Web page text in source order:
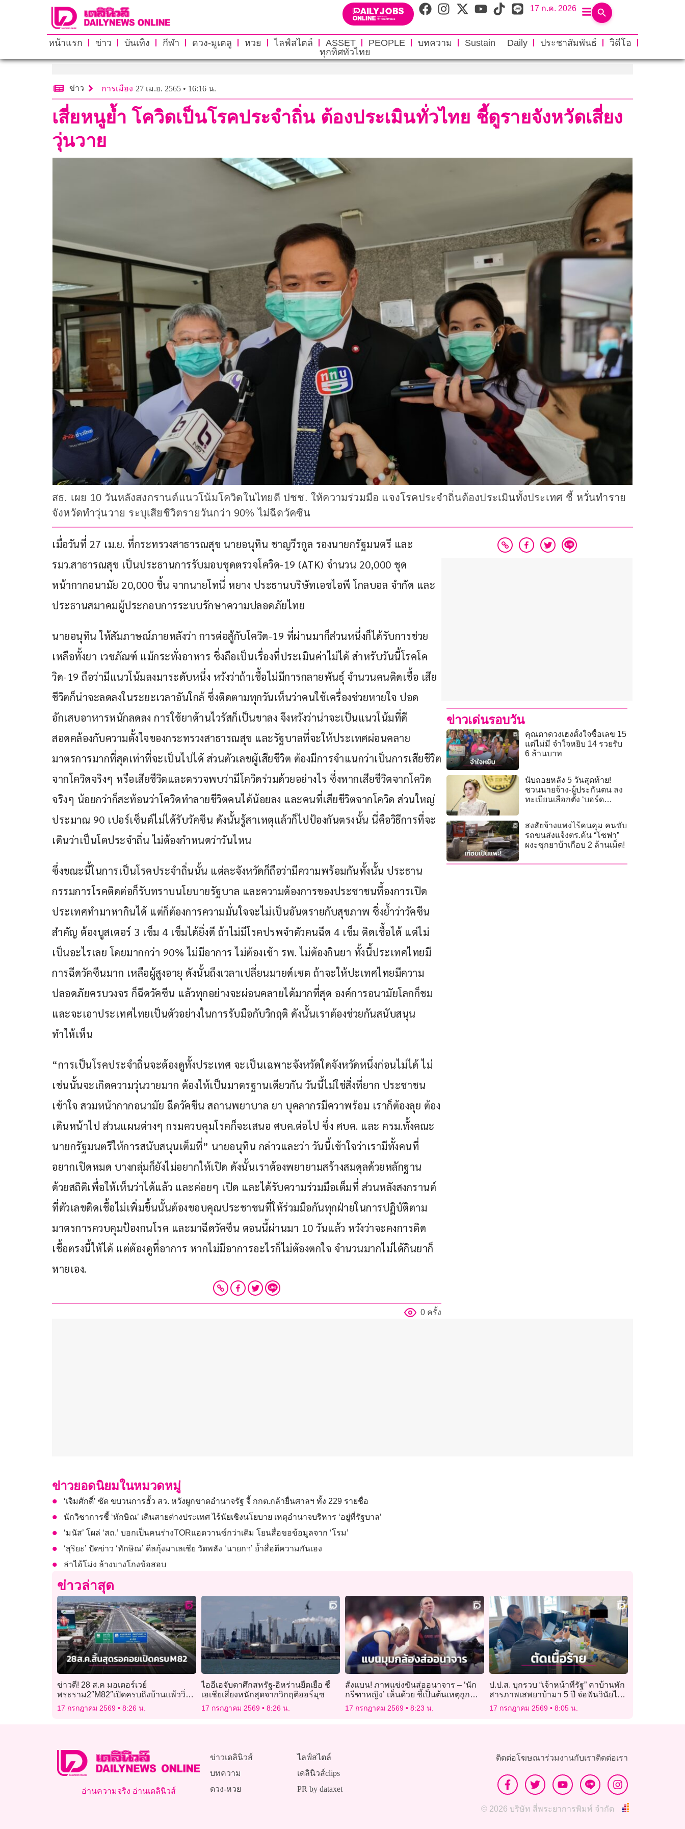
17 ก.ค. 2026
หน้าแรก ข่าว บันเทิง กีฬา ดวง-มูเตลู หวย ไลฟ์สไตล์ ASSET PEOPLE บทความ Sustain Daily ประชาสัมพันธ์
วิดีโอ
ทุกทิศทั่วไทย
ข่าว การเมือง 27 เม.ย. 2565 • 16:16 น.
เสี่ยหนูย้ำ โควิดเป็นโรคประจำถิ่น ต้องประเมินทั่วไทย ชี้ดูรายจังหวัดเสี่ยง
วุ่นวาย
สธ. เผย 10 วันหลังสงกรานต์แนวโน้มโควิดในไทยดี ปชช. ให้ความร่วมมือ แจงโรคประจำถิ่นต้องประเมินทั้งประเทศ ชี้ หวั่นทำราย
จังหวัดทำวุ่นวาย ระบุเสียชีวิตรายวันกว่า 90% ไม่ฉีดวัคซีน
เมื่อวันที่ 27 เม.ย. ที่กระทรวงสาธารณสุข นายอนุทิน ชาญวีรกูล รองนายกรัฐมนตรี และ
รมว.สาธารณสุข เป็นประธานการรับมอบชุดตรวจโควิด-19 (ATK) จำนวน 20,000 ชุด
หน้ากากอนามัย 20,000 ชิ้น จากนายโทนี่ หยาง ประธานบริษัทเอชไอพี โกลบอล จำกัด และ
ประธานสมาคมผู้ประกอบการระบบรักษาความปลอดภัยไทย
นายอนุทิน ให้สัมภาษณ์ภายหลังว่า การต่อสู้กับโควิด-19 ที่ผ่านมาก็ส่วนหนึ่งก็ได้รับการช่วย
เหลือทั้งยา เวชภัณฑ์ แม้กระทั่งอาหาร ซึ่งถือเป็นเรื่องที่ประเมินค่าไม่ได้ สำหรับวันนี้โรคโค
วิด-19 ถือว่ามีแนวโน้มลงมาระดับหนึ่ง หวังว่าถ้าเชื้อไม่มีการกลายพันธุ์ จำนวนคนติดเชื้อ เสีย
ชีวิตก็น่าจะลดลงในระยะเวลาอันใกล้ ซึ่งติดตามทุกวันเห็นว่าคนใช้เครื่องช่วยหายใจ ปอด
อักเสบอาหารหนักลดลง การใช้ยาต้านไวรัสก็เป็นขาลง จึงหวังว่าน่าจะเป็นแนวโน้มที่ดี
สอดคล้องกับความตั้งใจของกระทรวงสาธารณสุข และรัฐบาลที่จะให้ประเทศผ่อนคลาย
มาตรการมากที่สุดเท่าที่จะเป็นไปได้ ส่วนตัวเลขผู้เสียชีวิต ต้องมีการจำแนกว่าเป็นการเสียชีวิต
จากโควิดจริงๆ หรือเสียชีวิตและตรวจพบว่ามีโควิดร่วมด้วยอย่างไร ซึ่งหากเสียชีวิตจากโควิด
จริงๆ น้อยกว่าก็สะท้อนว่าโควิดทำลายชีวิตคนได้น้อยลง และคนที่เสียชีวิตจากโควิด ส่วนใหญ่
ประมาณ 90 เปอร์เซ็นต์ไม่ได้รับวัคซีน ดังนั้นรู้สาเหตุแล้วก็ไปป้องกันตรงนั้น นี่คือวิธีการที่จะ
เดินว่าเป็นโตประจำถิ่น ไม่ต้องกำหนดว่าวันไหน
ซึ่งขณะนี้ในการเป็นโรคประจำถิ่นนั้น แต่ละจังหวัดก็ถือว่ามีความพร้อมกันทั้งนั้น ประธาน
กรรมการโรคติดต่อก็รับทราบนโยบายรัฐบาล และความต้องการของประชาชนที้องการเปิด
ประเทศทำมาหากินได้ แต่ก็ต้องการความมั่นใจจะไม่เป็นอันตรายกับสุขภาพ ซึ่งย้ำว่าวัคซีน
สำคัญ ต้องบูสเตอร์ 3 เข็ม 4 เข็มได้ยิ่งดี ถ้าไม่มีโรคปรพจำตัวคนฉีด 4 เข็ม ติดเชื้อได้ แต่ไม่
เป็นอะไรเลย โดยมากกว่า 90% ไม่มีอาการ ไม่ต้องเข้า รพ. ไม่ต้องกินยา ทั้งนี้ประเทศไทยมี
การฉีดวัคซีนมาก เหลือผู้สูงอายุ ดังนั้นถึงเวลาเปลี่ยนมายด์เซต ถ้าจะให้ปะเทศไทยมีความ
ปลอดภัยครบวงจร ก็ฉีดวัคซีน แล้วทุกอย่างจะผ่อนคลายได้มากที่สุด องค์การอนามัยโลกก็ชม
และจะเอาประเทศไทยเป็นตัวอย่างในการรับมือกับวิกฤติ ดังนั้นเราต้องช่วยกันสนับสนุน
ทำให้เห็น
“การเป็นโรคประจำถิ่นจะต้องดูทั้งประเทศ จะเป็นเฉพาะจังหวัดใดจังหวัดหนึ่งก่อนไม่ได้ ไม่
เช่นนั้นจะเกิดความวุ่นวายมาก ต้องให้เป็นมาตรฐานเดียวกัน วันนี้ไม่ใช่สิ่งที่ยาก ประชาชน
เข้าใจ สวมหน้ากากอนามัย ฉีดวัคซีน สถานพยาบาล ยา บุคลากรมีควาพร้อม เราก็ต้องลุย ต้อง
เดินหน้าไป ส่วนแผนต่างๆ กรมควบคุมโรคก็จะเสนอ ศบค.ต่อไป ซึ่ง ศบค. และ ครม.ทั้งคณะ
นายกรัฐมนตรีให้การสนับสนุนเต็มที่” นายอนุทิน กล่าวและว่า วันนี้เข้าใจว่าเรามีทั้งคนที่
อยากเปิดหมด บางกลุ่มก็ยังไม่อยากให้เปิด ดังนั้นเราต้องพยายามสร้างสมดุลด้วยหลักฐาน
ด้วยสถิติเพื่อให้เห็นว่าได้แล้ว และค่อยๆ เปิด และได้รับความร่วมมือเต็มที่ ส่วนหลังสงกรานต์
ที่ตัวเลขติดเชื้อไม่เพิ่มขึ้นนั้นต้องขอบคุณประชาชนที่ให้ร่วมมือกันทุกฝ่ายในการปฏิบัติตาม
มาตรการควบคุมป้องกนโรค และมาฉีดวัคซีน ตอนนี้ผ่านมา 10 วันแล้ว หวังว่าจะคงการติด
เชื้อตรงนี้ให้ได้ แต่ต้องดูที่อาการ หากไม่มีอาการอะไรก็ไม่ต้องตกใจ จำนวนมากไม่ได้กินยาก็
หายเอง.
0 ครั้ง
ข่าวเด่นรอบวัน
คุณตาดวงเฮงตั้งใจซื้อเลข 15
แต่ไม่มี จำใจหยิบ 14 รวยรับ
6 ล้านบาท
นับถอยหลัง 5 วันสุดท้าย!
ชวนนายจ้าง-ผู้ประกันตน ลง
ทะเบียนเลือกตั้ง ‘บอร์ด
สงสัยจ้างแพงไร้คนคุม คนขับ
รถขนส่งแจ้งตร.ค้น “โซฟา”
ผงะซุกยาบ้าเกือบ 2 ล้านเม็ด!
ข่าวยอดนิยมในหมวดหมู่
‘เจิมศักดิ์’ ซัด ขบวนการฮั้ว สว. หวังผูกขาดอำนาจรัฐ จี้ กกต.กล้ายื่นศาลฯ ทั้ง 229 รายชื่อ
นักวิชาการชี้ ‘ทักษิณ’ เดินสายต่างประเทศ ไร้นัยเชิงนโยบาย เหตุอำนาจบริหาร ‘อยู่ที่รัฐบาล’
‘มนัส’ โผล่ ‘สถ.’ บอกเป็นคนร่างTORแอดวานซ์กว่าเดิม โยนสื่อขอข้อมูลจาก ‘โรม’
‘สุริยะ’ ปัดข่าว ‘ทักษิณ’ ดีลกุ้งมาเลเซีย วัดพลัง ‘นายกฯ’ ย้ำสื่อตีความกันเอง
ล่าไอ้โม่ง ล้างบางโกงข้อสอบ
ข่าวล่าสุด
ข่าวดี! 28 ส.ค มอเตอร์เวย์
พระราม2″M82″เปิดครบถึงบ้านแพ้ววิ่ง
ฟรี2ปียังไม่ปิดตำนานสร้างต่อถึงวัง
มะนาว
17 กรกฎาคม 2569 8:26 น.
ไออีเอจับตาศึกสหรัฐ-อิหร่านยืดเยื้อ ชี้
เอเชียเสี่ยงหนักสุดจากวิกฤติฮอร์มุซ
17 กรกฎาคม 2569 8:26 น.
สั่งแบน! ภาพแข่งขันส่ออนาจาร – ‘นัก
กรีฑาหญิง’ เห็นด้วย ชี้เป็นต้นเหตุถูก
คุกคามทางเพศ
17 กรกฎาคม 2569 8:23 น.
ป.ป.ส. บุกรวบ “เจ้าหน้าที่รัฐ” คาบ้านพัก
สารภาพเสพยาบ้ามา 5 ปี จ่อฟันวินัยไล่
ออก!
17 กรกฎาคม 2569 8:05 น.
อ่านความจริง อ่านเดลินิวส์
ข่าวเดลินิวส์
บทความ
ดวง-หวย
ไลฟ์สไตล์
เดลินิวส์clips
PR by dataxet
ติดต่อโฆษณาร่วมงานกับเราติดต่อเรา
© 2026 บริษัท สี่พระยาการพิมพ์ จำกัด